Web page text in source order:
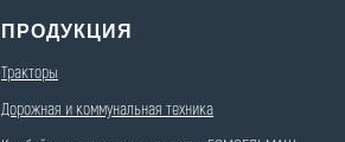
ПРОДУКЦИЯ
Тракторы
Дорожная и коммунальная техника